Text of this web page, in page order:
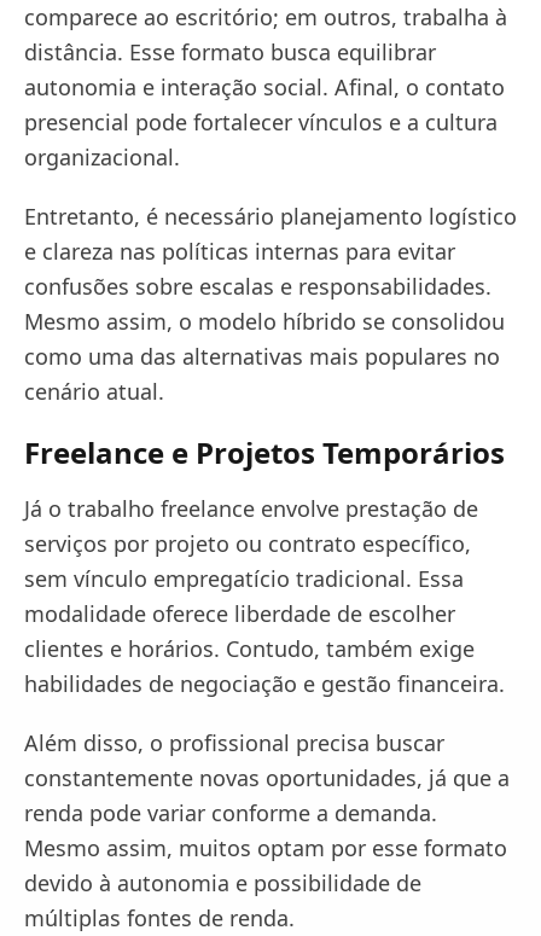
comparece ao escritório; em outros, trabalha à
distância. Esse formato busca equilibrar
autonomia e interação social. Afinal, o contato
presencial pode fortalecer vínculos e a cultura
organizacional.
Entretanto, é necessário planejamento logístico
e clareza nas políticas internas para evitar
confusões sobre escalas e responsabilidades.
Mesmo assim, o modelo híbrido se consolidou
como uma das alternativas mais populares no
cenário atual.
Freelance e Projetos Temporários
Já o trabalho freelance envolve prestação de
serviços por projeto ou contrato específico,
sem vínculo empregatício tradicional. Essa
modalidade oferece liberdade de escolher
clientes e horários. Contudo, também exige
habilidades de negociação e gestão financeira.
Além disso, o profissional precisa buscar
constantemente novas oportunidades, já que a
renda pode variar conforme a demanda.
Mesmo assim, muitos optam por esse formato
devido à autonomia e possibilidade de
múltiplas fontes de renda.